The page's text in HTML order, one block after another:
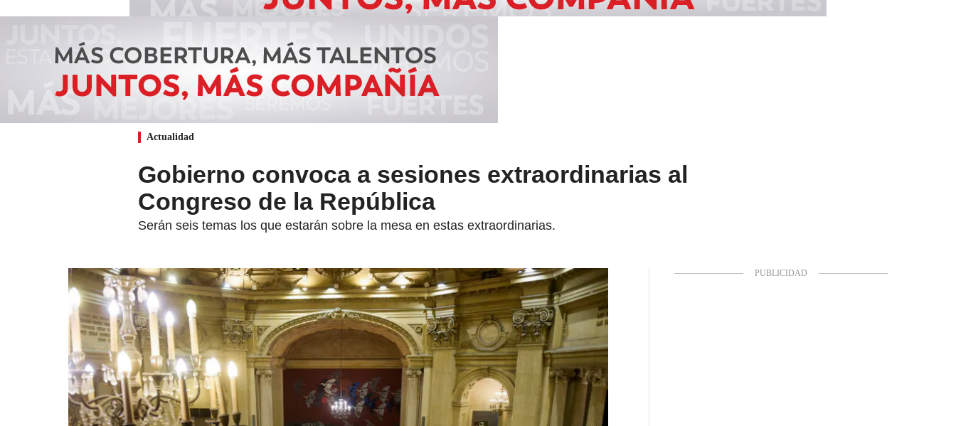
Actualidad
Gobierno convoca a sesiones extraordinarias al
Congreso de la República
Serán seis temas los que estarán sobre la mesa en estas extraordinarias.